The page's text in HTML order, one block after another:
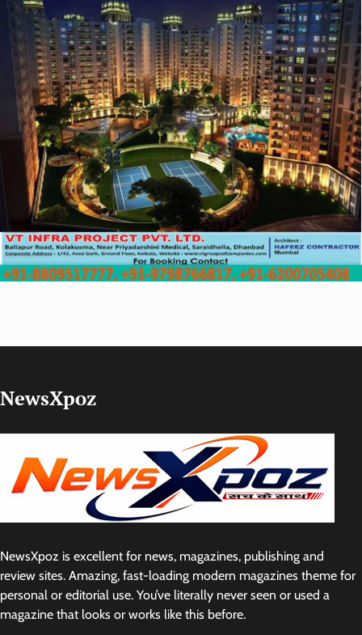
NewsXpoz
NewsXpoz is excellent for news, magazines, publishing and
review sites. Amazing, fast-loading modern magazines theme for
personal or editorial use. You’ve literally never seen or used a
magazine that looks or works like this before.